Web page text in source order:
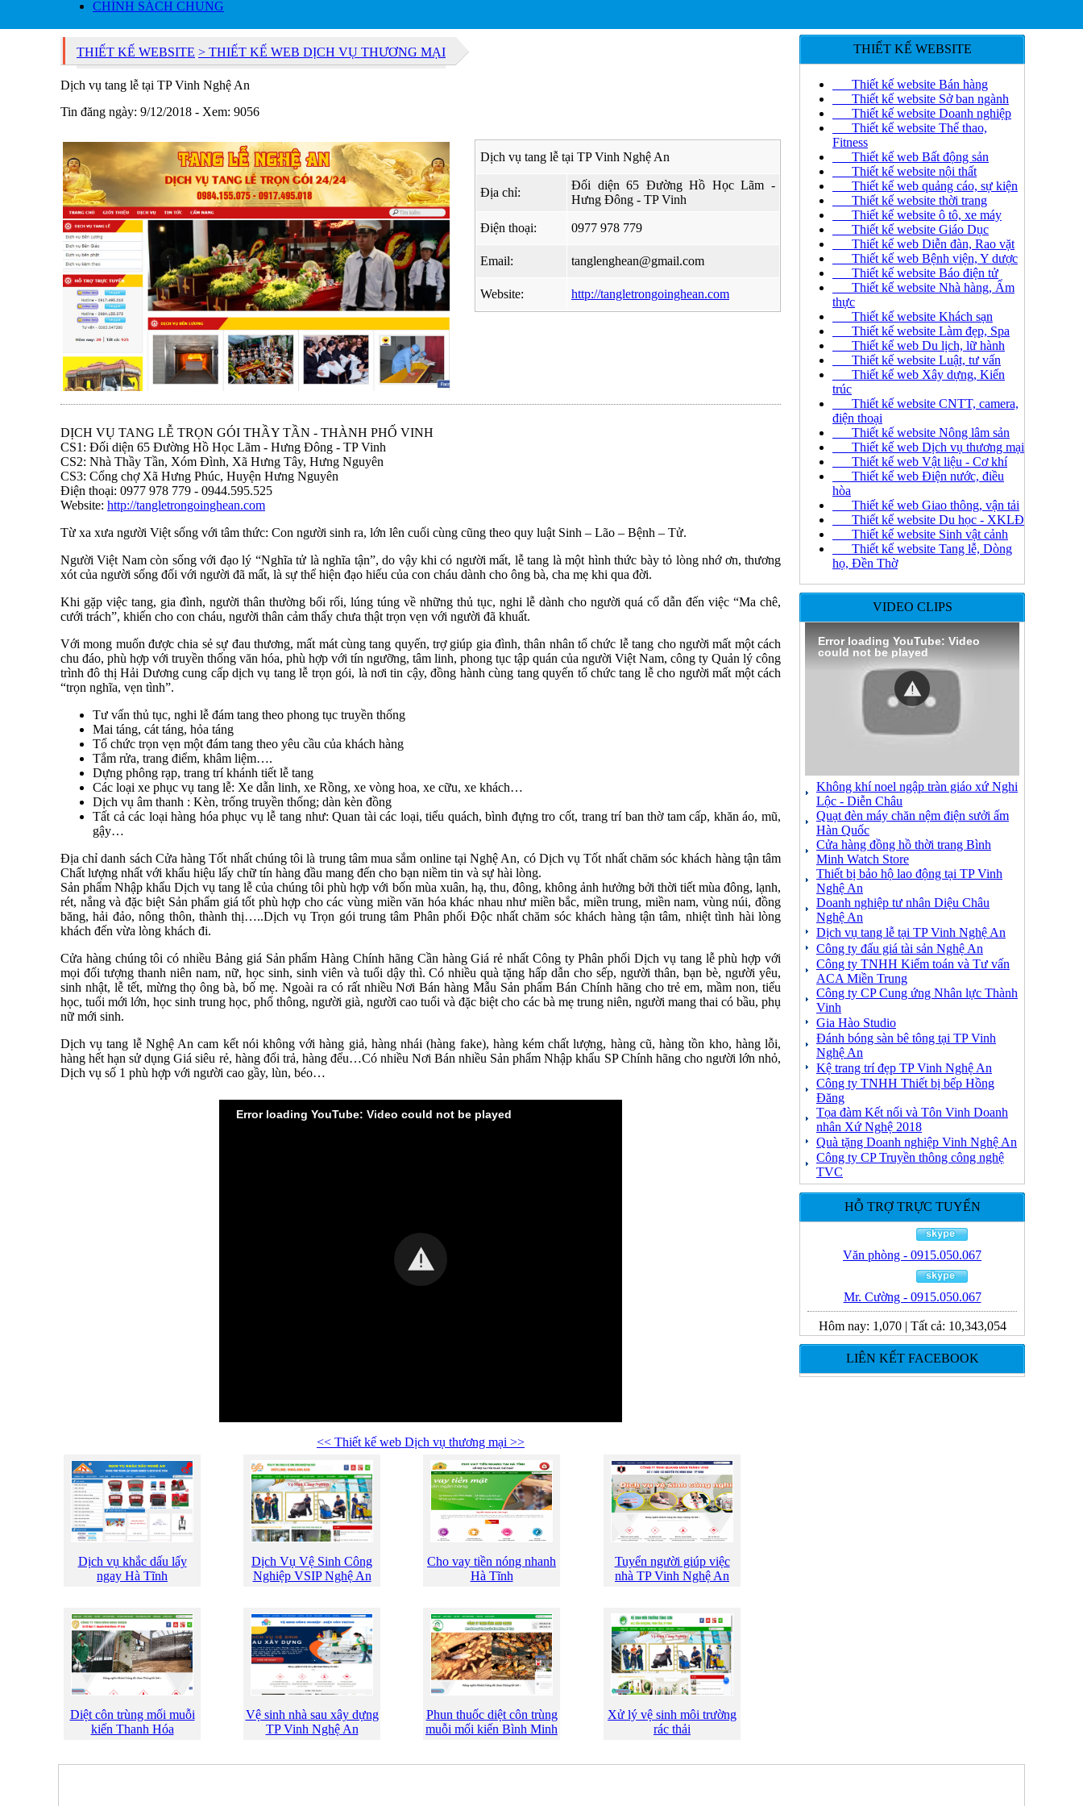
CHÍNH SÁCH CHUNG
THIẾT KẾ WEBSITE > THIẾT KẾ WEB DỊCH VỤ THƯƠNG MẠI
Dịch vụ tang lễ tại TP Vinh Nghệ An
Tin đăng ngày: 9/12/2018 - Xem: 9056
Dịch vụ tang lễ tại TP Vinh Nghệ An
Địa chỉ:
Đối diện 65 Đường Hồ Học Lãm -
Hưng Đông - TP Vinh
Điện thoại: 0977 978 779
Email: tanglenghean@gmail.com
Website: http://tangletrongoinghean.com
DỊCH VỤ TANG LỄ TRỌN GÓI THẦY TẦN - THÀNH PHỐ VINH
CS1: Đối diện 65 Đường Hồ Học Lãm - Hưng Đông - TP Vinh
CS2: Nhà Thầy Tần, Xóm Đình, Xã Hưng Tây, Hưng Nguyên
CS3: Cổng chợ Xã Hưng Phúc, Huyện Hưng Nguyên
Điện thoại: 0977 978 779 - 0944.595.525
Website: http://tangletrongoinghean.com
Từ xa xưa người Việt sống với tâm thức: Con người sinh ra, lớn lên cuối cùng cũng theo quy luật Sinh – Lão – Bệnh – Tử.
Người Việt Nam còn sống với đạo lý “Nghĩa tử là nghĩa tận”, do vậy khi có người mất, lễ tang là một hình thức bày tỏ lòng nhớ ơn, thương
xót của người sống đối với người đã mất, là sự thể hiện đạo hiếu của con cháu dành cho ông bà, cha mẹ khi qua đời.
Khi gặp việc tang, gia đình, người thân thường bối rối, lúng túng về những thủ tục, nghi lễ dành cho người quá cố dẫn đến việc “Ma chê,
cưới trách”, khiến cho con cháu, người thân cảm thấy chưa thật trọn vẹn với người đã khuất.
Với mong muốn được chia sẻ sự đau thương, mất mát cùng tang quyến, trợ giúp gia đình, thân nhân tổ chức lễ tang cho người mất một cách
chu đáo, phù hợp với truyền thống văn hóa, phù hợp với tín ngưỡng, tâm linh, phong tục tập quán của người Việt Nam, công ty Quản lý công
trình đô thị Hải Dương cung cấp dịch vụ tang lễ trọn gói, là nơi tin cậy, đồng hành cùng tang quyến tổ chức tang lễ cho người mất một cách
“trọn nghĩa, vẹn tình”.
Tư vấn thủ tục, nghi lễ đám tang theo phong tục truyền thống
Mai táng, cát táng, hỏa táng
Tổ chức trọn vẹn một đám tang theo yêu cầu của khách hàng
Tắm rửa, trang điểm, khâm liệm….
Dựng phông rạp, trang trí khánh tiết lễ tang
Các loại xe phục vụ tang lễ: Xe dẫn linh, xe Rồng, xe vòng hoa, xe cữu, xe khách…
Dịch vụ âm thanh : Kèn, trống truyền thống; dàn kèn đồng
Tất cả các loại hàng hóa phục vụ lễ tang như: Quan tài các loại, tiểu quách, bình đựng tro cốt, trang trí ban thờ tam cấp, khăn áo, mũ,
gậy…
Địa chỉ danh sách Cửa hàng Tốt nhất chúng tôi là trung tâm mua sắm online tại Nghệ An, có Dịch vụ Tốt nhất chăm sóc khách hàng tận tâm
Chất lượng nhất với khẩu hiệu lấy chữ tín hàng đầu mang đến cho bạn niềm tin và sự hài lòng.
Sản phẩm Nhập khẩu Dịch vụ tang lễ của chúng tôi phù hợp với bốn mùa xuân, hạ, thu, đông, không ảnh hưởng bởi thời tiết mùa đông, lạnh,
rét, nắng và đặc biệt Sản phẩm giá tốt phù hợp cho các vùng miền văn hóa khác nhau như miền bắc, miền trung, miền nam, vùng núi, đồng
băng, hải đảo, nông thôn, thành thị…..Dịch vụ Trọn gói trung tâm Phân phối Độc nhất chăm sóc khách hàng tận tâm, nhiệt tình hài lòng
khách đến vừa lòng khách đi.
Cửa hàng chúng tôi có nhiều Bảng giá Sản phẩm Hàng Chính hãng Cần hàng Giá rẻ nhất Công ty Phân phối Dịch vụ tang lễ phù hợp với
mọi đối tượng thanh niên nam, nữ, học sinh, sinh viên và tuổi dậy thì. Có nhiều quà tặng hấp dẫn cho sếp, người thân, bạn bè, người yêu,
sinh nhật, lễ tết, mừng thọ ông bà, bố mẹ. Ngoài ra có rất nhiều Nơi Bán hàng Mẫu Sản phẩm Bán Chính hãng cho trẻ em, mầm non, tiểu
học, tuổi mới lớn, học sinh trung học, phổ thông, người già, người cao tuổi và đặc biệt cho các bà mẹ trung niên, người mang thai có bầu, phụ
nữ mới sinh.
Dịch vụ tang lễ Nghệ An cam kết nói không với hàng giả, hàng nhái (hàng fake), hàng kém chất lượng, hàng cũ, hàng tồn kho, hàng lỗi,
hàng hết hạn sử dụng Giá siêu rẻ, hàng đổi trả, hàng đểu…Có nhiều Nơi Bán nhiều Sản phẩm Nhập khẩu SP Chính hãng cho người lớn nhỏ,
Dịch vụ số 1 phù hợp với người cao gầy, lùn, béo…
Error loading YouTube: Video could not be played
<< Thiết kế web Dịch vụ thương mại >>
Dịch vụ khắc dấu lấy
ngay Hà Tĩnh
Dịch Vụ Vệ Sinh Công
Nghiệp VSIP Nghệ An
Cho vay tiền nóng nhanh
Hà Tĩnh
Tuyển người giúp việc
nhà TP Vinh Nghệ An
Diệt côn trùng mối muỗi
kiến Thanh Hóa
Vệ sinh nhà sau xây dựng
TP Vinh Nghệ An
Phun thuốc diệt côn trùng
muỗi mối kiến Bình Minh
Xử lý vệ sinh môi trường
rác thải
THIẾT KẾ WEBSITE
Thiết kế website Bán hàng
Thiết kế website Sở ban ngành
Thiết kế website Doanh nghiệp
Thiết kế website Thể thao,
Fitness
Thiết kế web Bất động sản
Thiết kế website nội thất
Thiết kế web quảng cáo, sự kiện
Thiết kế website thời trang
Thiết kế website ô tô, xe máy
Thiết kế website Giáo Dục
Thiết kế web Diễn đàn, Rao vặt
Thiết kế web Bệnh viện, Y dược
Thiết kế website Báo điện tử
Thiết kế website Nhà hàng, Ẩm
thực
Thiết kế website Khách sạn
Thiết kế website Làm đẹp, Spa
Thiết kế web Du lịch, lữ hành
Thiết kế website Luật, tư vấn
Thiết kế web Xây dựng, Kiến
trúc
Thiết kế website CNTT, camera,
điện thoại
Thiết kế website Nông lâm sản
Thiết kế web Dịch vụ thương mại
Thiết kế web Vật liệu - Cơ khí
Thiết kế web Điện nước, điều
hòa
Thiết kế web Giao thông, vận tải
Thiết kế website Du học - XKLĐ
Thiết kế website Sinh vật cảnh
Thiết kế website Tang lễ, Dòng
họ, Đền Thờ
VIDEO CLIPS
Error loading YouTube: Video
could not be played
Không khí noel ngập tràn giáo xứ Nghi
Lộc - Diễn Châu
Quạt đèn máy chăn nệm điện sưởi ấm
Hàn Quốc
Cửa hàng đồng hồ thời trang Bình
Minh Watch Store
Thiết bị bảo hộ lao động tại TP Vinh
Nghệ An
Doanh nghiệp tư nhân Diệu Châu
Nghệ An
Dịch vụ tang lễ tại TP Vinh Nghệ An
Công ty đấu giá tài sản Nghệ An
Công ty TNHH Kiểm toán và Tư vấn
ACA Miền Trung
Công ty CP Cung ứng Nhân lực Thành
Vinh
Gia Hào Studio
Đánh bóng sàn bê tông tại TP Vinh
Nghệ An
Kệ trang trí đẹp TP Vinh Nghệ An
Công ty TNHH Thiết bị bếp Hồng
Đăng
Tọa đàm Kết nối và Tôn Vinh Doanh
nhân Xứ Nghệ 2018
Quà tặng Doanh nghiệp Vinh Nghệ An
Công ty CP Truyền thông công nghệ
TVC
HỖ TRỢ TRỰC TUYẾN
Văn phòng - 0915.050.067
Mr. Cường - 0915.050.067
Hôm nay: 1,070| Tất cả: 10,343,054
LIÊN KẾT FACEBOOK